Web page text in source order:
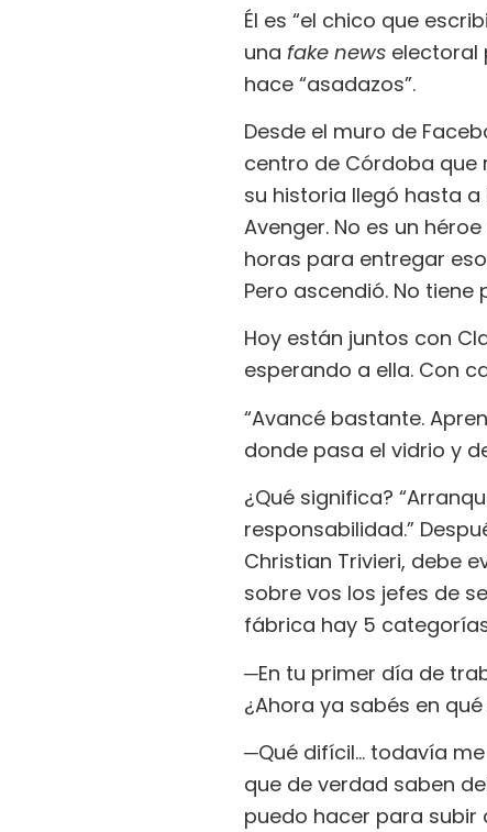
Él es “el chico que
una fake news electoral
hace “asadazos”.
Desde el muro de
centro de Córdoba que
su historia llegó hasta
Avenger. No es un
horas para entregar
Pero ascendió. No
Hoy están juntos con
esperando a ella. Con
“Avancé bastante.
donde pasa el vidrio y
¿Qué significa?
responsabilidad.”
Christian Trivieri, debe
sobre vos los jefes de
fábrica hay 5
─En tu primer día de
¿Ahora ya sabés en
─Qué difícil… todavía
que de verdad saben
puedo hacer para subir